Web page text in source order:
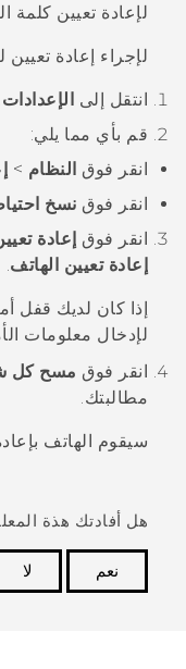
لإعادة تعيين كلمة
لإجراء إعادة تعيين
انتقل إلى الإعدادات
قم بأي مما يلي:
انقر فوق النظام >
انقر فوق نسخ
انقر فوق إعادة
إعادة تعيين الهاتف.
إذا كان لديك قفل
لإدخال معلومات
انقر فوق مسح كل
مطالبتك.
سيقوم الهاتف
هل أفادتك هذة
نعم
لا